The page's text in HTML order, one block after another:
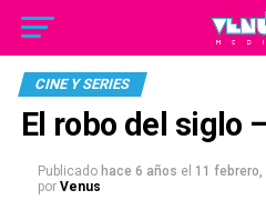
CINE Y SERIES
El robo del siglo
Publicado hace 6 años el 11 febrero,
por Venus